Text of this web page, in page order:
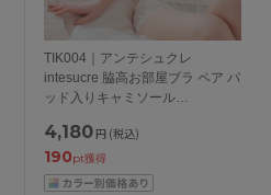
TIK004｜アンテシュクレ
intesucre 脇高お部屋ブラ ペア パ
ッド入りキャミソール
4,180 円 (税込)
190pt獲得